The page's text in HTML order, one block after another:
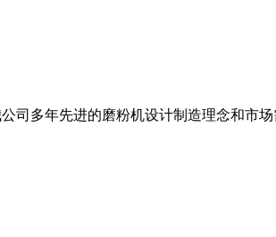
司多年先进的磨粉机设计制造理念和市